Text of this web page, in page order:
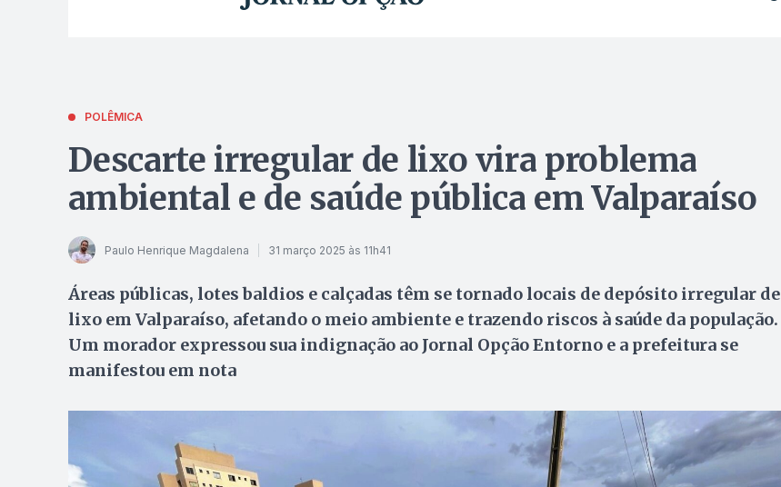
POLÊMICA
Descarte irregular de lixo vira problema
ambiental e de saúde pública em Valparaíso
Paulo Henrique Magdalena 31 março 2025 às 11h41
Áreas públicas, lotes baldios e calçadas têm se tornado locais de depósito irregular de
lixo em Valparaíso, afetando o meio ambiente e trazendo riscos à saúde da população.
Um morador expressou sua indignação ao Jornal Opção Entorno e a prefeitura se
manifestou em nota